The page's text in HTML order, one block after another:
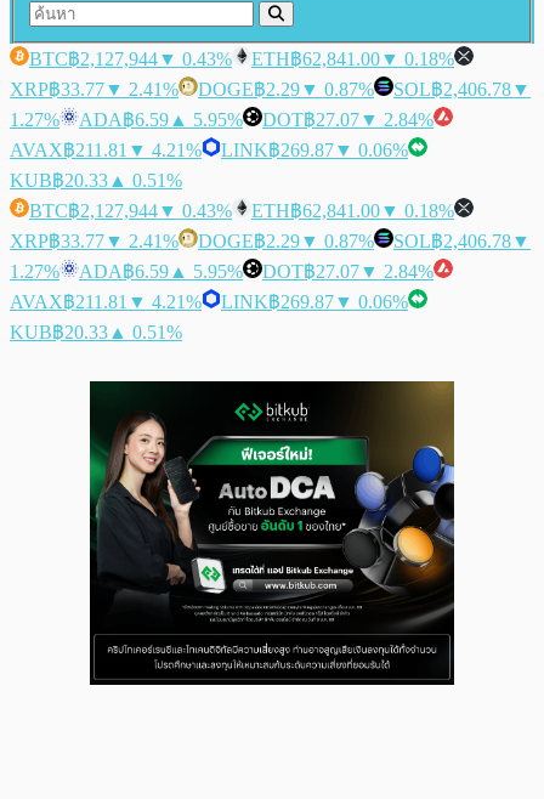
BTC฿2,127,944▼ 0.43% ETH฿62,841.00▼ 0.18%
XRP฿33.77▼ 2.41% DOGE฿2.29▼ 0.87% SOL฿2,406.78▼
1.27%
ADA฿6.59 ▲ 5.95% DOT฿27.07▼ 2.84%
AVAX฿211.81 ▼ 4.21% LINK฿269.87▼ 0.06%
KUB฿20.33 ▲ 0.51%
BTC฿2,127,944▼ 0.43% ETH฿62,841.00▼ 0.18%
XRP฿33.77▼ 2.41% DOGE฿2.29▼ 0.87% SOL฿2,406.78▼
1.27%
ADA฿6.59 ▲ 5.95% DOT฿27.07▼ 2.84%
AVAX฿211.81 ▼ 4.21% LINK฿269.87▼ 0.06%
KUB฿20.33 ▲ 0.51%